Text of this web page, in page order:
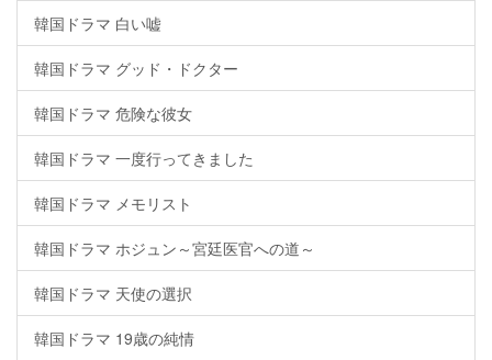
韓国ドラマ 白い嘘
韓国ドラマ グッド・ドクター
韓国ドラマ 危険な彼女
韓国ドラマ 一度行ってきました
韓国ドラマ メモリスト
韓国ドラマ ホジュン～宮廷医官への道～
韓国ドラマ 天使の選択
韓国ドラマ 19歳の純情